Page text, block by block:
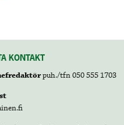
KONTAKT
puh./tfn 050 555 1703